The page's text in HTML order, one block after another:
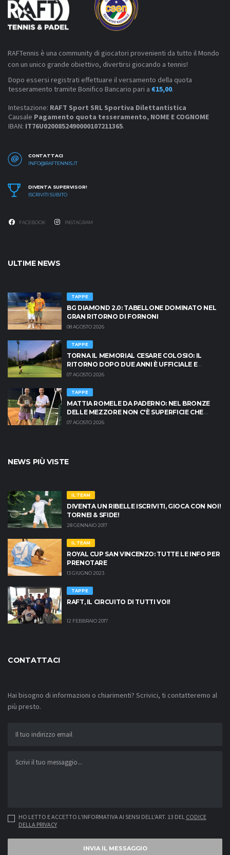
RAFTennis è una community di giocatori provenienti da tutto il Mondo
con un unico grande obiettivo, divertirsi giocando a tennis!
Dopo essersi registrati effettuare il versamento della quota
tesseramento tramite Bonifico Bancario pari a €15,00.
Intestazione: RAFT Sport SRL Sportiva Dilettantistica
Causale Pagamento quota tesseramento, NOME E COGNOME
IBAN: IT76U0200852490000107211365.
CONTATTACI
INFO@RAFTENNIS.IT
DIVENTA SUPERVISOR!
ISCRIVITI SUBITO
FACEBOOK INSTAGRAM
ULTIME NEWS
TAPPE
BG DIAMOND 2.0: TABELLONE DOMINATO NEL
GRAN RITORNO DI FORNONI
08 AGOSTO 2026
TAPPE
TORNA IL MEMORIAL CESARE COLOSIO: IL
RITORNO DOPO DUE ANNI È UFFICIALE E
BRESCIA È PRONTA AD INFIAMMARSI!
07 AGOSTO 2026
TAPPE
MATTIA ROMELE DA PADERNO: NEL BRONZE
DELLE MEZZORE NON C'È SUPERFICIE CHE
TENGA
07 AGOSTO 2026
NEWS PIÙ VISTE
IL TEAM
DIVENTA UN RIBELLE ISCRIVITI, GIOCA CON NOI!
TORNEI & SFIDE!
28 GENNAIO 2017
IL TEAM
ROYAL CUP SAN VINCENZO: TUTTE LE INFO PER
PRENOTARE
13 GIUGNO 2023
TAPPE
RAFT, IL CIRCUITO DI TUTTI VOI!
12 FEBBRAIO 2017
CONTATTACI
Hai bisogno di informazioni o chiarimenti? Scrivici, ti contatteremo al
più presto.
HO LETTO E ACCETTO L'INFORMATIVA AI SENSI DELL'ART. 13 DEL CODICE
DELLA PRIVACY
INVIA IL MESSAGGIO